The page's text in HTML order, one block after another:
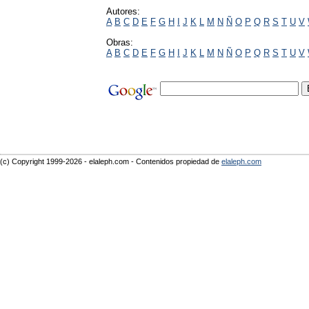
Autores:
A B C D E F G H I J K L M N Ñ O P Q R S T U V
Obras:
A B C D E F G H I J K L M N Ñ O P Q R S T U V
(c) Copyright 1999-2026 - elaleph.com - Contenidos propiedad de elaleph.com